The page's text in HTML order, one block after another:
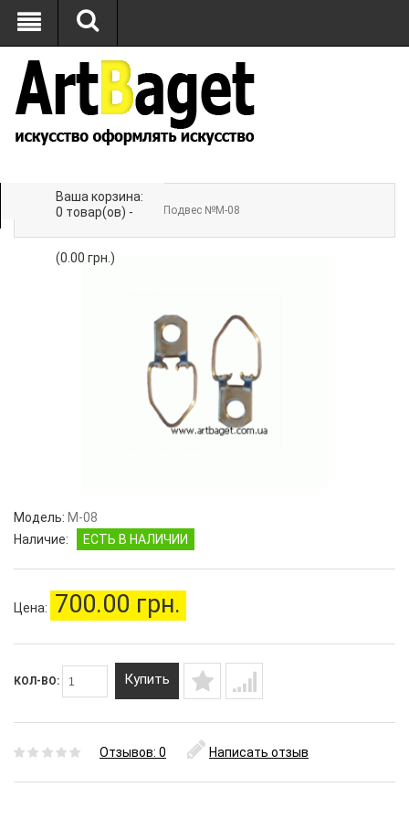
Ваша корзина:
0 товар(ов) -
(0.00 грн.)
Главная»ФУРНИТУРА » Подвес №M-08
Модель: M-08
Наличие:
ЕСТЬ В НАЛИЧИИ
Цена: 700.00 грн.
КОЛ-ВО: Купить
Отзывов: 0 Написать отзыв